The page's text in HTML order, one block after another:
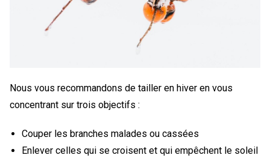
Nous vous recommandons de tailler en hiver en vous
concentrant sur trois objectifs :
Couper les branches malades ou cassées
Enlever celles qui se croisent et qui empêchent le soleil